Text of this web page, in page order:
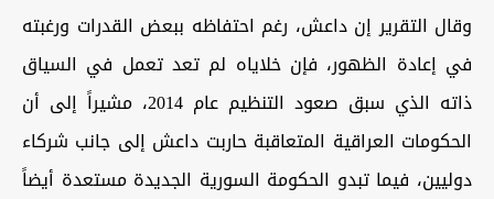
وقال التقرير إن داعش، رغم احتفاظه ببعض القدرات ورغبته
في إعادة الظهور، فإن خلاياه لم تعد تعمل في السياق
ذاته الذي سبق صعود التنظيم عام 2014، مشيراً إلى أن
الحكومات العراقية المتعاقبة حاربت داعش إلى جانب شركاء
دوليين، فيما تبدو الحكومة السورية الجديدة مستعدة أيضاً